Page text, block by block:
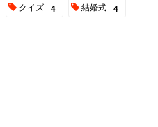
クイズ 4 結婚式 4